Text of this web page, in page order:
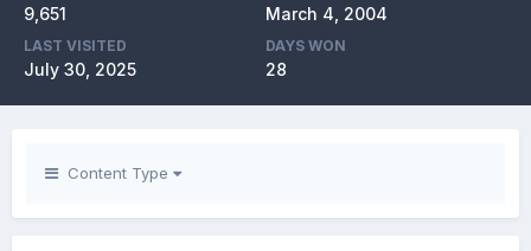
9,651 March 4, 2004
LAST VISITED
July 30, 2025
DAYS WON
28
Content Type